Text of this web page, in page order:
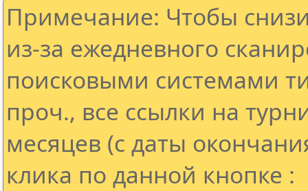
Примечание: Чтобы
из-за ежедневного
поисковыми системами
проч., все ссылки на
месяцев (с даты
клика по данной кнопке :